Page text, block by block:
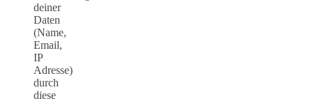
deiner
Daten
(Name,
Email,
IP
Adresse)
durch
diese